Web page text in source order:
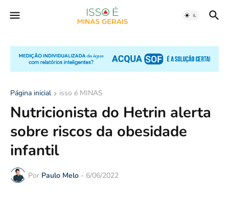
Página inicial isso é MINAS
Nutricionista do Hetrin alerta
sobre riscos da obesidade
infantil
Por Paulo Melo - 6/06/2022